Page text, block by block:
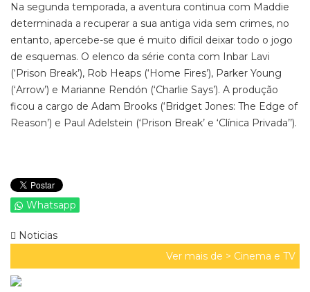
Na segunda temporada, a aventura continua com Maddie
determinada a recuperar a sua antiga vida sem crimes, no
entanto, apercebe-se que é muito difícil deixar todo o jogo
de esquemas. O elenco da série conta com Inbar Lavi
(‘Prison Break’), Rob Heaps (‘Home Fires’), Parker Young
(‘Arrow’) e Marianne Rendón (‘Charlie Says’). A produção
ficou a cargo de Adam Brooks (‘Bridget Jones: The Edge of
Reason’) e Paul Adelstein (‘Prison Break’ e ‘Clínica Privada’’).
Whatsapp
Noticias
Ver mais de > Cinema e TV